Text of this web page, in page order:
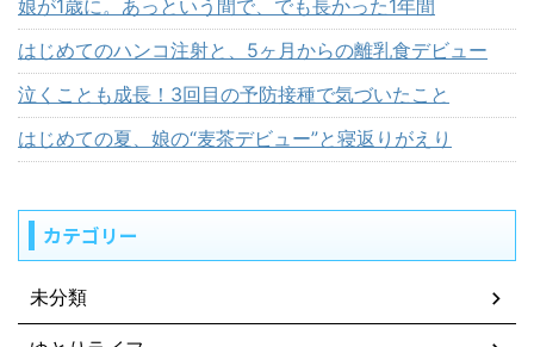
娘が1歳に。あっという間で、でも長かった1年間
はじめてのハンコ注射と、5ヶ月からの離乳食デビュー
泣くことも成長！3回目の予防接種で気づいたこと
はじめての夏、娘の“麦茶デビュー”と寝返りがえり
カテゴリー
未分類